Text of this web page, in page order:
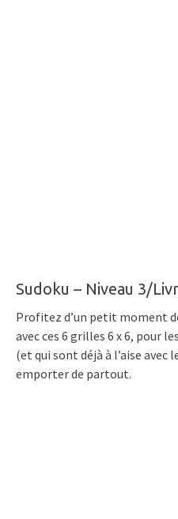
Sudoku – Niveau 3/
Profitez d’un petit moment
avec ces 6 grilles 6 x 6, pour
(et qui sont déjà à l’aise avec
emporter de partout.